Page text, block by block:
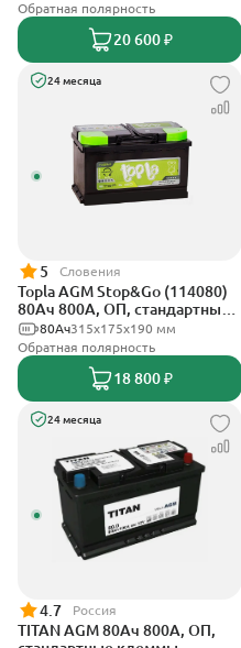
Обратная полярность
20 600 ₽
24 месяца
5 Словения
Topla AGM Stop&Go (114080)
80Ач 800А, ОП, стандартные
клеммы315x175x190 мм
80Ач
Обратная полярность
18 800 ₽
24 месяца
4.7 Россия
TITAN AGM 80Ач 800А, ОП,